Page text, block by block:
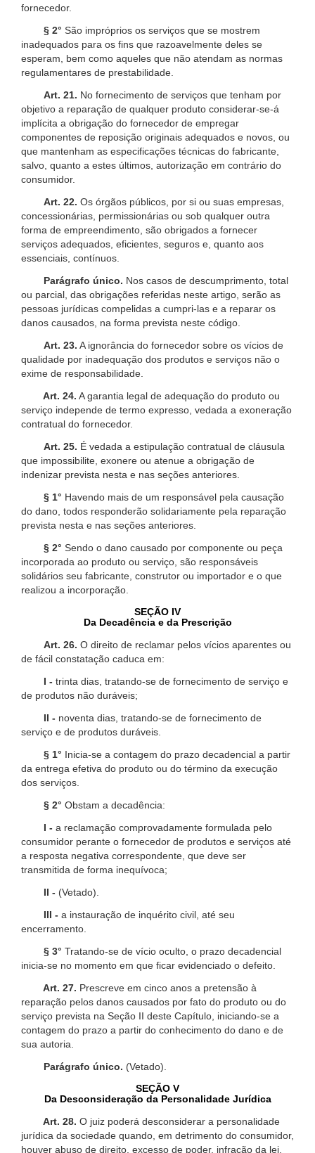
fornecedor.
§ 2° São impróprios os serviços que se mostrem
inadequados para os fins que razoavelmente deles se
esperam, bem como aqueles que não atendam as normas
regulamentares de prestabilidade.
Art. 21. No fornecimento de serviços que tenham por
objetivo a reparação de qualquer produto considerar-se-á
implícita a obrigação do fornecedor de empregar
componentes de reposição originais adequados e novos, ou
que mantenham as especificações técnicas do fabricante,
salvo, quanto a estes últimos, autorização em contrário do
consumidor.
Art. 22. Os órgãos públicos, por si ou suas empresas,
concessionárias, permissionárias ou sob qualquer outra
forma de empreendimento, são obrigados a fornecer
serviços adequados, eficientes, seguros e, quanto aos
essenciais, contínuos.
Parágrafo único. Nos casos de descumprimento, total
ou parcial, das obrigações referidas neste artigo, serão as
pessoas jurídicas compelidas a cumpri-las e a reparar os
danos causados, na forma prevista neste código.
Art. 23. A ignorância do fornecedor sobre os vícios de
qualidade por inadequação dos produtos e serviços não o
exime de responsabilidade.
Art. 24. A garantia legal de adequação do produto ou
serviço independe de termo expresso, vedada a exoneração
contratual do fornecedor.
Art. 25. É vedada a estipulação contratual de cláusula
que impossibilite, exonere ou atenue a obrigação de
indenizar prevista nesta e nas seções anteriores.
§ 1° Havendo mais de um responsável pela causação
do dano, todos responderão solidariamente pela reparação
prevista nesta e nas seções anteriores.
§ 2° Sendo o dano causado por componente ou peça
incorporada ao produto ou serviço, são responsáveis
solidários seu fabricante, construtor ou importador e o que
realizou a incorporação.
SEÇÃO IV
Da Decadência e da Prescrição
Art. 26. O direito de reclamar pelos vícios aparentes ou
de fácil constatação caduca em:
I - trinta dias, tratando-se de fornecimento de serviço e
de produtos não duráveis;
II - noventa dias, tratando-se de fornecimento de
serviço e de produtos duráveis.
§ 1° Inicia-se a contagem do prazo decadencial a partir
da entrega efetiva do produto ou do término da execução
dos serviços.
§ 2° Obstam a decadência:
I - a reclamação comprovadamente formulada pelo
consumidor perante o fornecedor de produtos e serviços até
a resposta negativa correspondente, que deve ser
transmitida de forma inequívoca;
II - (Vetado).
III - a instauração de inquérito civil, até seu
encerramento.
§ 3° Tratando-se de vício oculto, o prazo decadencial
inicia-se no momento em que ficar evidenciado o defeito.
Art. 27. Prescreve em cinco anos a pretensão à
reparação pelos danos causados por fato do produto ou do
serviço prevista na Seção II deste Capítulo, iniciando-se a
contagem do prazo a partir do conhecimento do dano e de
sua autoria.
Parágrafo único. (Vetado).
SEÇÃO V
Da Desconsideração da Personalidade Jurídica
Art. 28. O juiz poderá desconsiderar a personalidade
jurídica da sociedade quando, em detrimento do consumidor,
houver abuso de direito, excesso de poder, infração da lei,